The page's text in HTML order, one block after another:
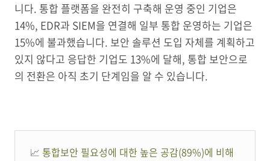
니다. 통합 플랫폼을 완전히 구축해 운영 중인 기업은
14%, EDR과 SIEM을 연결해 일부 통합 운영하는 기업은
15%에 불과했습니다. 보안 솔루션 도입 자체를 계획하고
있지 않다고 응답한 기업도 13%에 달해, 통합 보안으로
의 전환은 아직 초기 단계임을 알 수 있습니다.
📈 통합보안 필요성에 대한 높은 공감(89%)에 비해